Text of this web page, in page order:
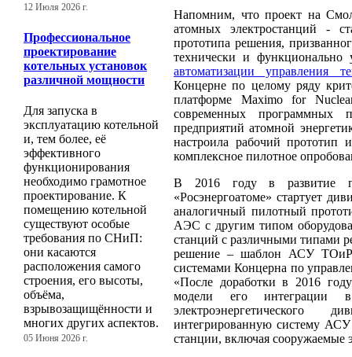
12 Июля 2026 г.
Профессиональное
проектирование
котельных установок
различной мощности
Для запуска в
эксплуатацию котельной
и, тем более, её
эффективного
функционирования
необходимо грамотное
проектирование. К
помещению котельной
существуют особые
требования по СНиП:
они касаются
расположения самого
строения, его высоты,
объёма,
взрывозащищённости и
многих других аспектов.
05 Июня 2026 г.
Напомним, что проект на
атомных электростанций -
прототипа решения,
технически и
автоматизации управления
Концерне по целому ряду
платформе Maximo for
современных программных
предприятий атомной
настроила рабочий прототип
комплексное пилотное
В 2016 году в развитие
«Росэнергоатоме» стартует
аналогичный пилотный
АЭС с другим типом
станций с различными типами
решение – шаблон АСУ ТОиР
системами Концерна по
«После доработки в 2016
модели его интеграции в
интегрированную систему
станции, включая сооружаемые